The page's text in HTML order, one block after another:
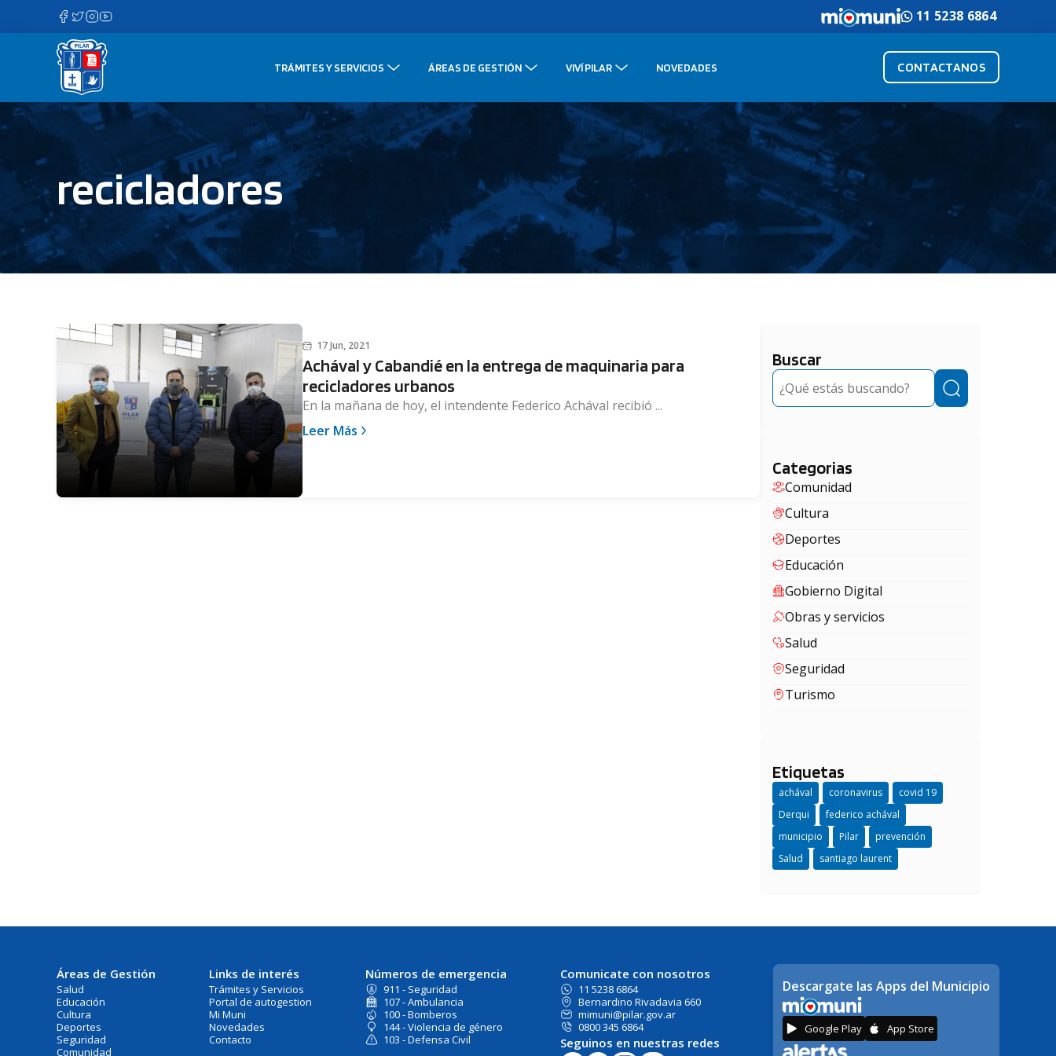
contenido
11 5238 6864
TRÁMITES Y SERVICIOS ÁREAS DE GESTIÓN VIVÍ PILAR NOVEDADES CONTACTANOS
recicladores
17 Jun, 2021
Achával y Cabandié en la entrega de maquinaria para
recicladores urbanos
En la mañana de hoy, el intendente Federico Achával recibió ...
Leer Más
Buscar
Buscar
Categorias
Comunidad
Cultura
Deportes
Educación
Gobierno Digital
Obras y servicios
Salud
Seguridad
Turismo
Etiquetas
achával coronavirus
covid 19
Derqui
federico achával
municipio
Pilar
prevención
Salud
santiago laurent
Áreas de Gestión
Salud
Educación
Cultura
Deportes
Seguridad
Comunidad
Links de interés
Trámites y Servicios
Portal de autogestion
Mi Muni
Novedades
Contacto
Números de emergencia
911 - Seguridad
107 - Ambulancia
100 - Bomberos
144 - Violencia de género
103 - Defensa Civil
Comunicate con nosotros
11 5238 6864
Bernardino Rivadavia 660
mimuni@pilar.gov.ar
0800 345 6864
Seguinos en nuestras redes
Descargate las Apps del Municipio
Google Play App Store